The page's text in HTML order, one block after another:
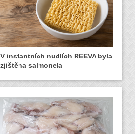
V instantních nudlích REEVA byla
zjištěna salmonela